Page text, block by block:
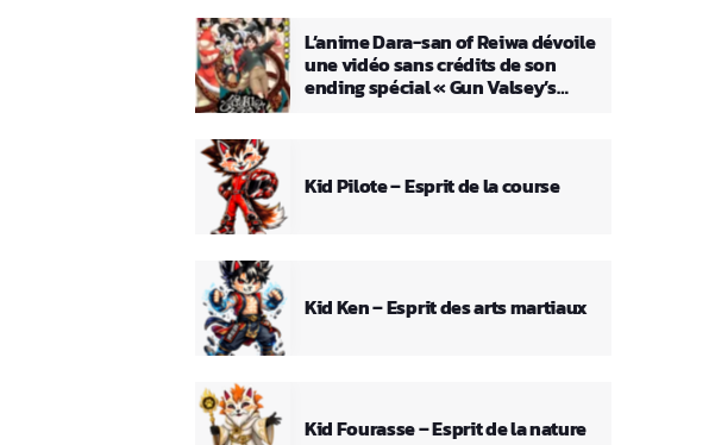
L’anime Dara-san of Reiwa dévoile
une vidéo sans crédits de son
ending spécial « Gun Valsey’s
Kid Pilote – Esprit de la course
Kid Ken – Esprit des arts martiaux
Kid Fourasse – Esprit de la nature